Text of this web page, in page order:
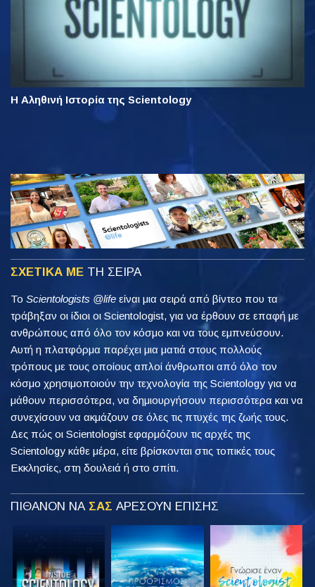
Η Αληθινή Ιστορία της Scientology
ΣΧΕΤΙΚΑ ΜΕ ΤΗ ΣΕΙΡΑ
Το Scientologists @life είναι μια σειρά από βίντεο που τα
τράβηξαν οι ίδιοι οι Scientologist, για να έρθουν σε επαφή με
ανθρώπους από όλο τον κόσμο και να τους εμπνεύσουν.
Αυτή η πλατφόρμα παρέχει μια ματιά στους πολλούς
τρόπους με τους οποίους απλοί άνθρωποι από όλο τον
κόσμο χρησιμοποιούν την τεχνολογία της Scientology για να
μάθουν περισσότερα, να δημιουργήσουν περισσότερα και να
συνεχίσουν να ακμάζουν σε όλες τις πτυχές της ζωής τους.
Δες πώς οι Scientologist εφαρμόζουν τις αρχές της
Scientology κάθε μέρα, είτε βρίσκονται στις τοπικές τους
Εκκλησίες, στη δουλειά ή στο σπίτι.
ΠΙΘΑΝΟΝ ΝΑ ΣΑΣ ΑΡΕΣΟΥΝ ΕΠΙΣΗΣ